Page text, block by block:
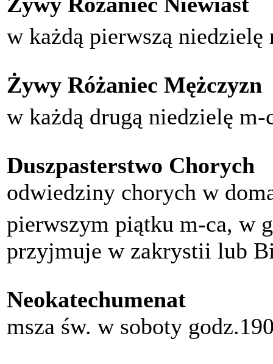
w każdą pierwszą niedzielę
Żywy Różaniec Mężczyzn
w każdą drugą niedzielę m-
Duszpasterstwo Chorych
odwiedziny chorych w
pierwszym piątku m-ca, w
przyjmuje w zakrystii lub
Neokatechumenat
msza św. w soboty